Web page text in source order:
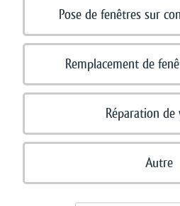
Pose de fenêtres sur
Remplacement de
Réparation de
Autre